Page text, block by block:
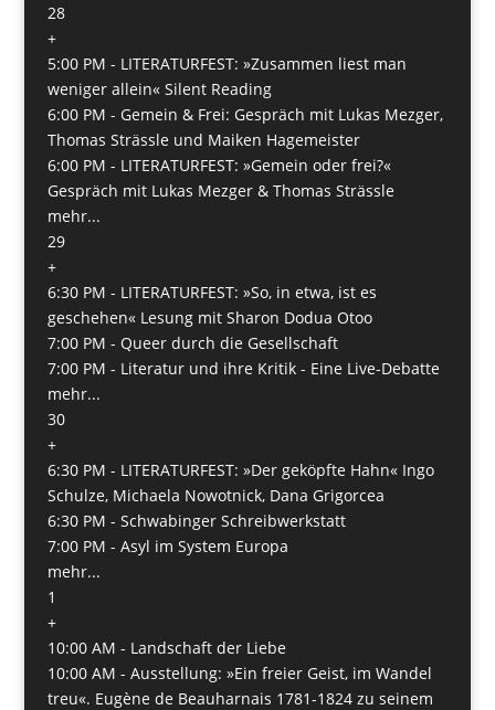
28
+
5:00 PM - LITERATURFEST: »Zusammen liest man
weniger allein« Silent Reading
6:00 PM - Gemein & Frei: Gespräch mit Lukas Mezger,
Thomas Strässle und Maiken Hagemeister
6:00 PM - LITERATURFEST: »Gemein oder frei?«
Gespräch mit Lukas Mezger & Thomas Strässle
mehr...
29
+
6:30 PM - LITERATURFEST: »So, in etwa, ist es
geschehen« Lesung mit Sharon Dodua Otoo
7:00 PM - Queer durch die Gesellschaft
7:00 PM - Literatur und ihre Kritik - Eine Live-Debatte
mehr...
30
+
6:30 PM - LITERATURFEST: »Der geköpfte Hahn« Ingo
Schulze, Michaela Nowotnick, Dana Grigorcea
6:30 PM - Schwabinger Schreibwerkstatt
7:00 PM - Asyl im System Europa
mehr...
1
+
10:00 AM - Landschaft der Liebe
10:00 AM - Ausstellung: »Ein freier Geist, im Wandel
treu«. Eugène de Beauharnais 1781-1824 zu seinem